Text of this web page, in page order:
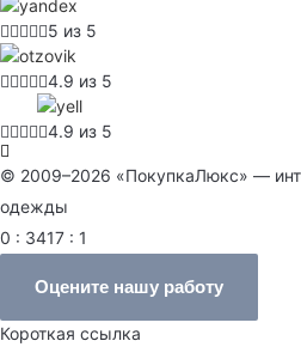
5 из 5
4.9 из 5
4.9 из 5
© 2009–2026 «ПокупкаЛюкс» —
одежды
0 : 3417 : 1
Оцените нашу работу
Короткая ссылка